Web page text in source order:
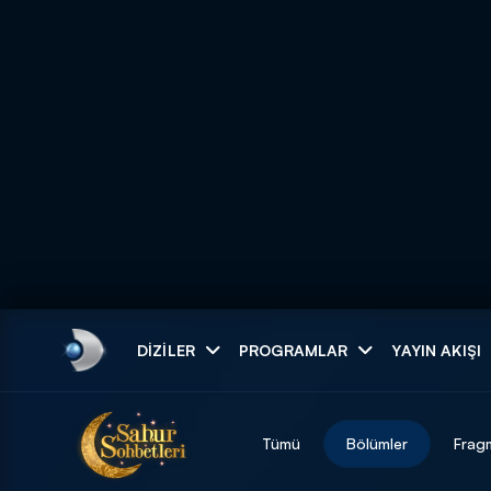
DIZILER PROGRAMLAR YAYIN AKIŞI
ARAMA SONUÇLARI
Tümü Bölümler